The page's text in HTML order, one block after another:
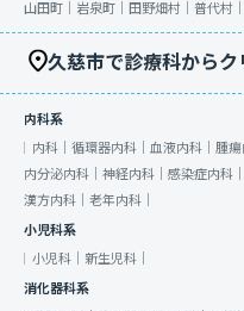
山田町｜ 岩泉町｜ 田野畑村｜ 普代村｜
久慈市で診療科からク
内科系
内科｜ 循環器内科｜ 血液内科｜ 腫瘍
内分泌内科｜ 神経内科｜ 感染症内科｜
漢方内科｜ 老年内科｜
小児科系
小児科｜ 新生児科｜
消化器科系